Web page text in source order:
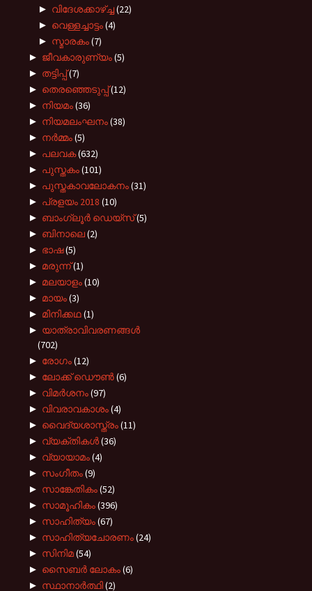
► വിദേശക്കാഴ്ച്ച(22)
► വെള്ളച്ചാട്ടം(4)
► സ്മാരകം(7)
► ജീവകാരുണ്യം(5)
► തട്ടിപ്പ്(7)
► തെരഞ്ഞെടുപ്പ്(12)
► നിയമം(36)
► നിയമലംഘനം(38)
► നർമ്മം(5)
► പലവക(632)
► പുസ്തകം(101)
► പുസ്തകാവലോകനം(31)
► പ്രളയം 2018 (10)
► ബാംഗ്ലൂർ ഡെയ്സ്(5)
► ബിനാലെ(2)
► ഭാഷ(5)
► മരുന്ന്(1)
► മലയാളം(10)
► മായം(3)
► മിനിക്കഥ(1)
► യാത്രാവിവരണങ്ങൾ
(702)
► രോഗം(12)
► ലോക്ക് ഡൌൺ(6)
► വിമർശനം(97)
► വിവരാവകാശം(4)
► വൈദ്യശാസ്ത്രം(11)
► വ്യക്തികൾ(36)
► വ്യായാമം(4)
► സംഗീതം(9)
► സാങ്കേതികം(52)
► സാമൂഹികം(396)
► സാഹിത്യം(67)
► സാഹിത്യചോരണം(24)
► സിനിമ(54)
► സൈബർ ലോകം(6)
► സ്ഥാനാർത്ഥി(2)